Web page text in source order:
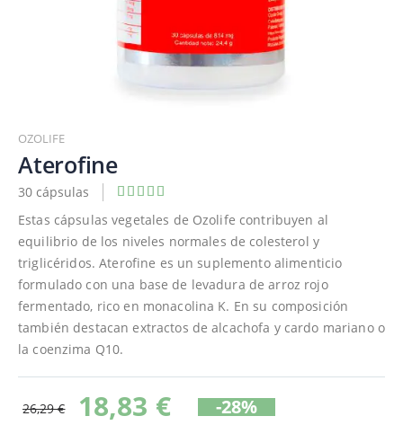
al
comienzo
de
la
galería
imágenes
OZOLIFE
Aterofine
30 cápsulas Valoración:
Estas cápsulas vegetales de Ozolife contribuyen al
equilibrio de los niveles normales de colesterol y
triglicéridos. Aterofine es un suplemento alimenticio
formulado con una base de levadura de arroz rojo
fermentado, rico en monacolina K. En su composición
también destacan extractos de alcachofa y cardo mariano o
la coenzima Q10.
26,29 € 18,83 € -28%